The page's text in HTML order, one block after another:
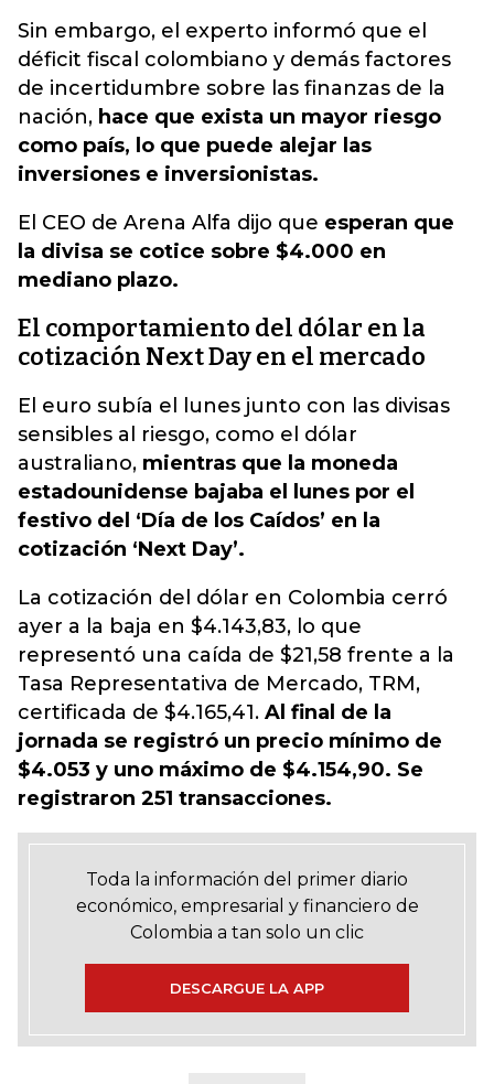
Sin embargo, el experto informó que el
déficit fiscal colombiano y demás factores
de incertidumbre sobre las finanzas de la
nación, hace que exista un mayor riesgo
como país, lo que puede alejar las
inversiones e inversionistas.
El CEO de Arena Alfa dijo que esperan que
la divisa se cotice sobre $4.000 en
mediano plazo.
El comportamiento del dólar en la
cotización Next Day en el mercado
El euro subía el lunes junto con las divisas
sensibles al riesgo, como el dólar
australiano, mientras que la moneda
estadounidense bajaba el lunes por el
festivo del ‘Día de los Caídos’ en la
cotización ‘Next Day’.
La cotización del dólar en Colombia cerró
ayer a la baja en $4.143,83, lo que
representó una caída de $21,58 frente a la
Tasa Representativa de Mercado, TRM,
certificada de $4.165,41. Al final de la
jornada se registró un precio mínimo de
$4.053 y uno máximo de $4.154,90. Se
registraron 251 transacciones.
Toda la información del primer diario
económico, empresarial y financiero de
Colombia a tan solo un clic
DESCARGUE LA APP